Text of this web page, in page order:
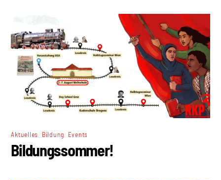
Aktuelles Bildung Events
Bildungssommer!